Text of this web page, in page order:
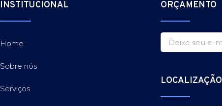
INSTITUCIONAL
Home
Sobre nós
Serviços
ORÇAMENTO
LOCALIZAÇÃO